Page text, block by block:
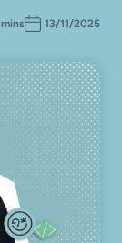
13/11/2025